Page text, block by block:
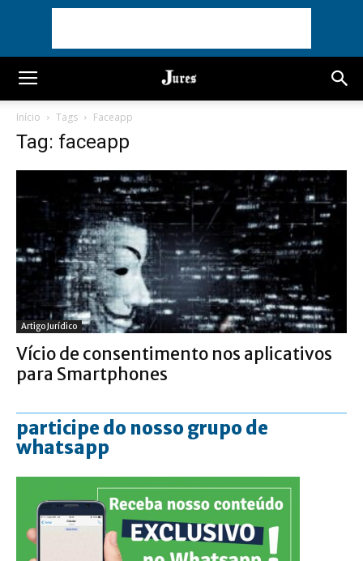
Início Tags Faceapp
Tag: faceapp
Artigo Jurídico
Vício de consentimento nos aplicativos
para Smartphones
participe do nosso grupo de
whatsapp